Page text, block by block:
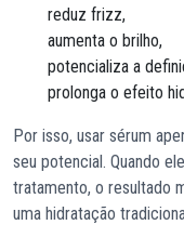
reduz frizz,
aumenta o brilho,
potencializa a
prolonga o efeito
Por isso, usar sérum
seu potencial. Quando
tratamento, o resultado
uma hidratação